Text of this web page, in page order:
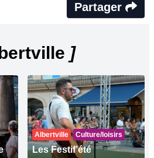
Partager
]
Albertville Culture/loisirs
Les Festif’été